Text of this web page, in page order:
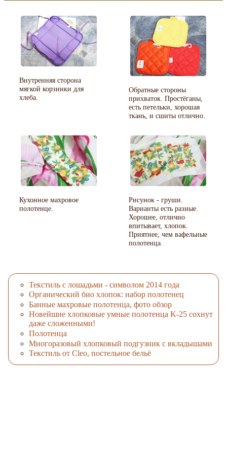
Внутренняя сторона
мягкой корзинки для
хлеба.
Обратные стороны
прихваток. Простёганы,
есть петельки, хорошая
ткань, и сшиты отлично.
Кухонное махровое
полотенце.
Рисунок - груши.
Варианты есть разные.
Хорошее, отлично
впитывает, хлопок.
Приятнее, чем вафельные
полотенца.
Текстиль с лошадьми - символом 2014 года
Органический био хлопок: набор полотенец
Банные махровые полотенца, фото обзор
Новейшие хлопковые умные полотенца K-25 сохнут
даже сложенными!
Полотенца
Многоразовый хлопковый подгузник с вкладышами
Текстиль от Cleo, постельное бельё